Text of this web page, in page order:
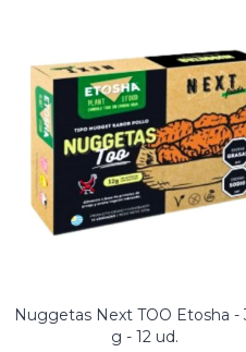
Nuggetas Next TOO Etosha -
g - 12 ud.